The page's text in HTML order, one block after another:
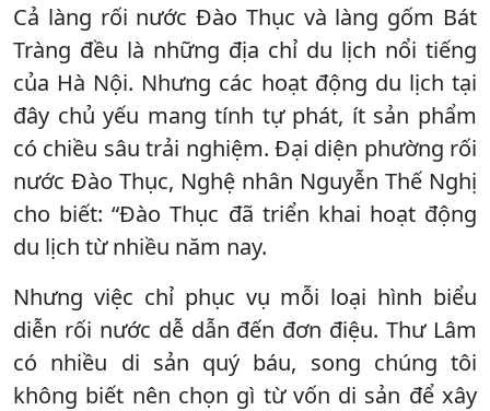
Cả làng rối nước Đào Thục và làng gốm Bát
Tràng đều là những địa chỉ du lịch nổi tiếng
của Hà Nội. Nhưng các hoạt động du lịch tại
đây chủ yếu mang tính tự phát, ít sản phẩm
có chiều sâu trải nghiệm. Đại diện phường rối
nước Đào Thục, Nghệ nhân Nguyễn Thế Nghị
cho biết: “Đào Thục đã triển khai hoạt động
du lịch từ nhiều năm nay.
Nhưng việc chỉ phục vụ mỗi loại hình biểu
diễn rối nước dễ dẫn đến đơn điệu. Thư Lâm
có nhiều di sản quý báu, song chúng tôi
không biết nên chọn gì từ vốn di sản để xây